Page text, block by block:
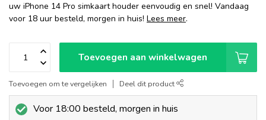
uw iPhone 14 Pro simkaart houder eenvoudig en snel! Vandaag
voor 18 uur besteld, morgen in huis! Lees meer.
Toevoegen aan winkelwagen
Toevoegen om te vergelijken Deel dit product
Voor 18:00 besteld, morgen in huis